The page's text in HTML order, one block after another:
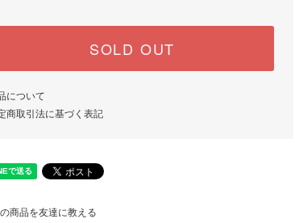
SOLD OUT
について
商取引法に基づく表記
商品を友達に教える